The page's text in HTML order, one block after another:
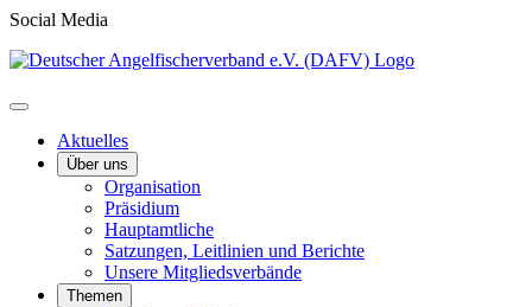
Social Media
Aktuelles
Über uns
Organisation
Präsidium
Hauptamtliche
Satzungen, Leitlinien und Berichte
Unsere Mitgliedsverbände
Themen